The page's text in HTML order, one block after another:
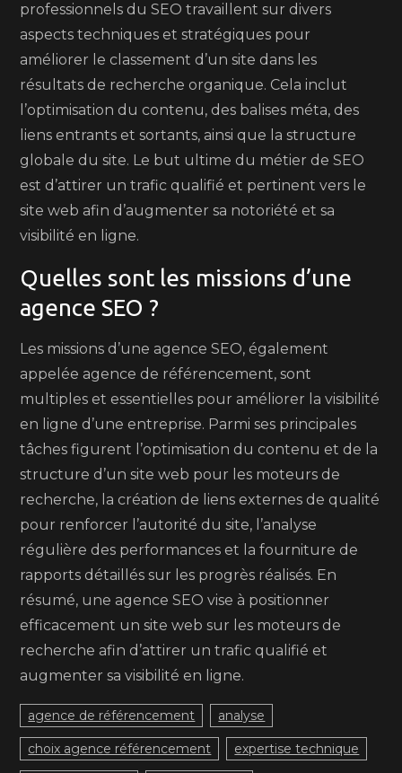
professionnels du SEO travaillent sur divers
aspects techniques et stratégiques pour
améliorer le classement d’un site dans les
résultats de recherche organique. Cela inclut
l’optimisation du contenu, des balises méta, des
liens entrants et sortants, ainsi que la structure
globale du site. Le but ultime du métier de SEO
est d’attirer un trafic qualifié et pertinent vers le
site web afin d’augmenter sa notoriété et sa
visibilité en ligne.
Quelles sont les missions d’une
agence SEO ?
Les missions d’une agence SEO, également
appelée agence de référencement, sont
multiples et essentielles pour améliorer la visibilité
en ligne d’une entreprise. Parmi ses principales
tâches figurent l’optimisation du contenu et de la
structure d’un site web pour les moteurs de
recherche, la création de liens externes de qualité
pour renforcer l’autorité du site, l’analyse
régulière des performances et la fourniture de
rapports détaillés sur les progrès réalisés. En
résumé, une agence SEO vise à positionner
efficacement un site web sur les moteurs de
recherche afin d’attirer un trafic qualifié et
augmenter sa visibilité en ligne.
agence de référencement analyse
choix agence référencement expertise technique